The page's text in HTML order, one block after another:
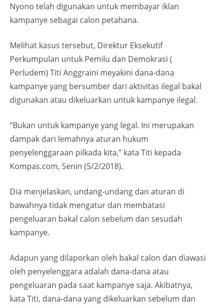
Nyono telah digunakan untuk membayar iklan
kampanye sebagai calon petahana.
Melihat kasus tersebut, Direktur Eksekutif
Perkumpulan untuk Pemilu dan Demokrasi (
Perludem) Titi Anggraini meyakini dana-dana
kampanye yang bersumber dari aktivitas ilegal bakal
digunakan atau dikeluarkan untuk kampanye ilegal.
“Bukan untuk kampanye yang legal. Ini merupakan
dampak dari lemahnya aturan hukum
penyelenggaraan pilkada kita,” kata Titi kepada
Kompas.com, Senin (5/2/2018).
Dia menjelaskan, undang-undang dan aturan di
bawahnya tidak mengatur dan membatasi
pengeluaran bakal calon sebelum dan sesudah
kampanye.
Adapun yang dilaporkan oleh bakal calon dan diawasi
oleh penyelenggara adalah dana-dana atau
pengeluaran pada saat kampanye saja. Akibatnya,
kata Titi, dana-dana yang dikeluarkan sebelum dan